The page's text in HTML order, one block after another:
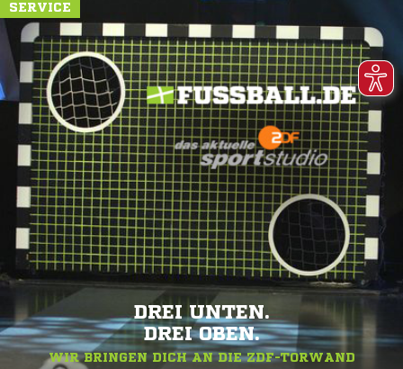
SERVICE
DREI UNTEN.
DREI OBEN.
WIR BRINGEN DICH AN DIE ZDF-TORWAND